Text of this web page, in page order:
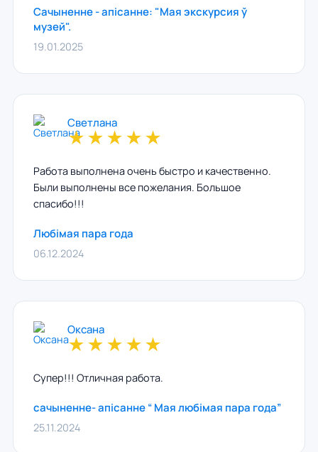
Сачыненне - апісанне: "Мая экскурсия ў
музей".
19.01.2025
Светлана
★★★★★
Работа выполнена очень быстро и качественно.
Были выполнены все пожелания. Большое
спасибо!!!
Любімая пара года
06.12.2024
Оксана
★★★★★
Супер!!! Отличная работа.
сачыненне- апісанне “ Мая любімая пара года”
25.11.2024